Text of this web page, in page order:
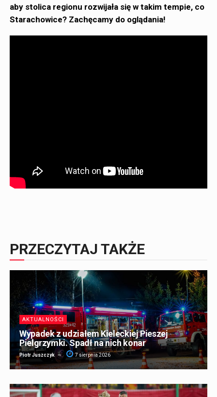
aby stolica regionu rozwijała się w takim tempie, co
Starachowice? Zachęcamy do oglądania!
PRZECZYTAJ TAKŻE
AKTUALNOŚCI
Wypadek z udziałem Kieleckiej Pieszej
Pielgrzymki. Spadł na nich konar
Piotr Juszczyk 7 sierpnia 2026